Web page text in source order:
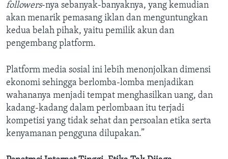
followers-nya sebanyak-banyaknya, yang kemudian
akan menarik pemasang iklan dan menguntungkan
kedua belah pihak, yaitu pemilik akun dan
pengembang platform.
Platform media sosial ini lebih menonjolkan dimensi
ekonomi sehingga berlomba-lomba menjadikan
wahananya menjadi tempat menghasilkan uang, dan
kadang-kadang dalam perlombaan itu terjadi
kompetisi yang tidak sehat dan persoalan etika serta
kenyamanan pengguna dilupakan.”